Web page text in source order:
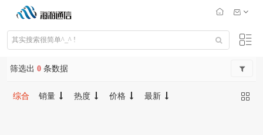
筛选出 0 条数据
综合 销量 热度 价格 最新